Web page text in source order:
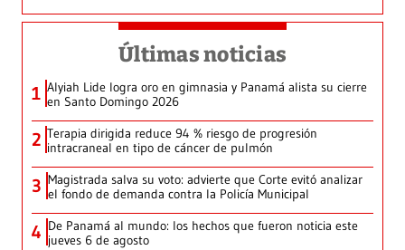
Últimas noticias
1 Alyiah Lide logra oro en gimnasia y Panamá alista su cierre
en Santo Domingo 2026
2 Terapia dirigida reduce 94 % riesgo de progresión
intracraneal en tipo de cáncer de pulmón
3 Magistrada salva su voto: advierte que Corte evitó analizar
el fondo de demanda contra la Policía Municipal
4 De Panamá al mundo: los hechos que fueron noticia este
jueves 6 de agosto